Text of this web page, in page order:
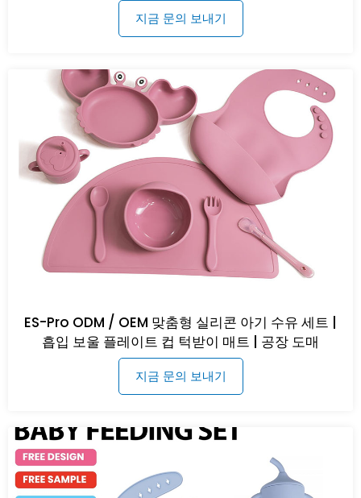
지금 문의 보내기
ES-Pro ODM / OEM 맞춤형 실리콘 아기 수유 세트 |
흡입 보울 플레이트 컵 턱받이 매트 | 공장 도매
지금 문의 보내기